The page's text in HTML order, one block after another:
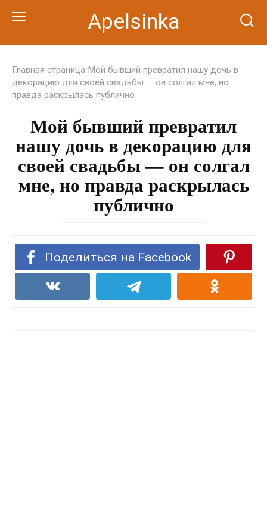
Apelsinka
Главная страница Мой бывший превратил нашу дочь в
декорацию для своей свадьбы — он солгал мне, но
правда раскрылась публично
Мой бывший превратил
нашу дочь в декорацию для
своей свадьбы — он солгал
мне, но правда раскрылась
публично
Поделиться на Facebook